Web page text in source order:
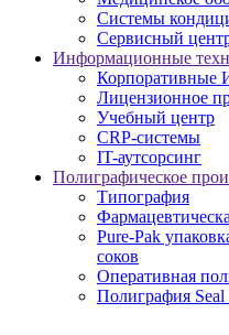
Системы
Сервисный
Информационные
Корпоративные
Лицензионное
Учебный центр
CRP-системы
IT-аутсорсинг
Полиграфическое
Типография
Pure-Pak
соков
Оперативная
Полиграфия Seal